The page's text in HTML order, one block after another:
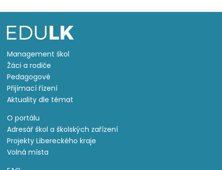
Management škol
Žáci a rodiče
Pedagogové
Přijímací řízení
Aktuality dle témat
O portálu
Adresář škol a školských zařízení
Projekty Libereckého kraje
Volná místa